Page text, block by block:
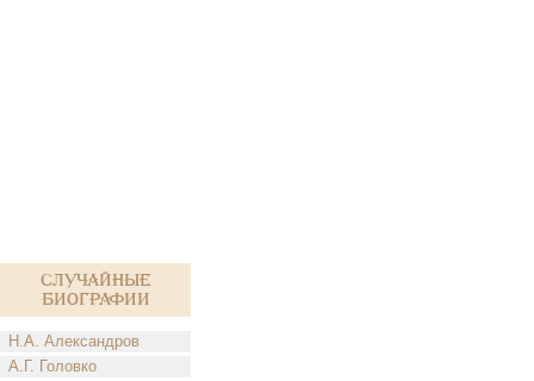
Случайные
биографии
Н.А. Александров
А.Г. Головко